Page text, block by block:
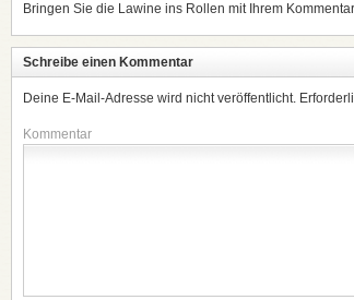
Bringen Sie die Lawine ins Rollen mit Ihrem
Schreibe einen Kommentar
Deine E-Mail-Adresse wird nicht veröffentlicht.
Kommentar